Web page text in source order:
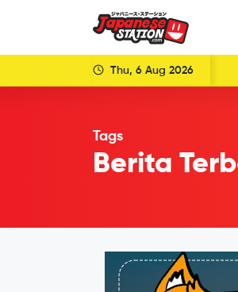
Thu, 6 Aug 2026
Tags
Berita